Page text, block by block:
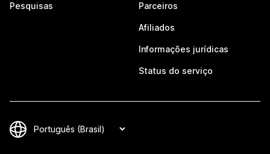
Pesquisas Parceiros
Afiliados
Informações jurídicas
Status do serviço